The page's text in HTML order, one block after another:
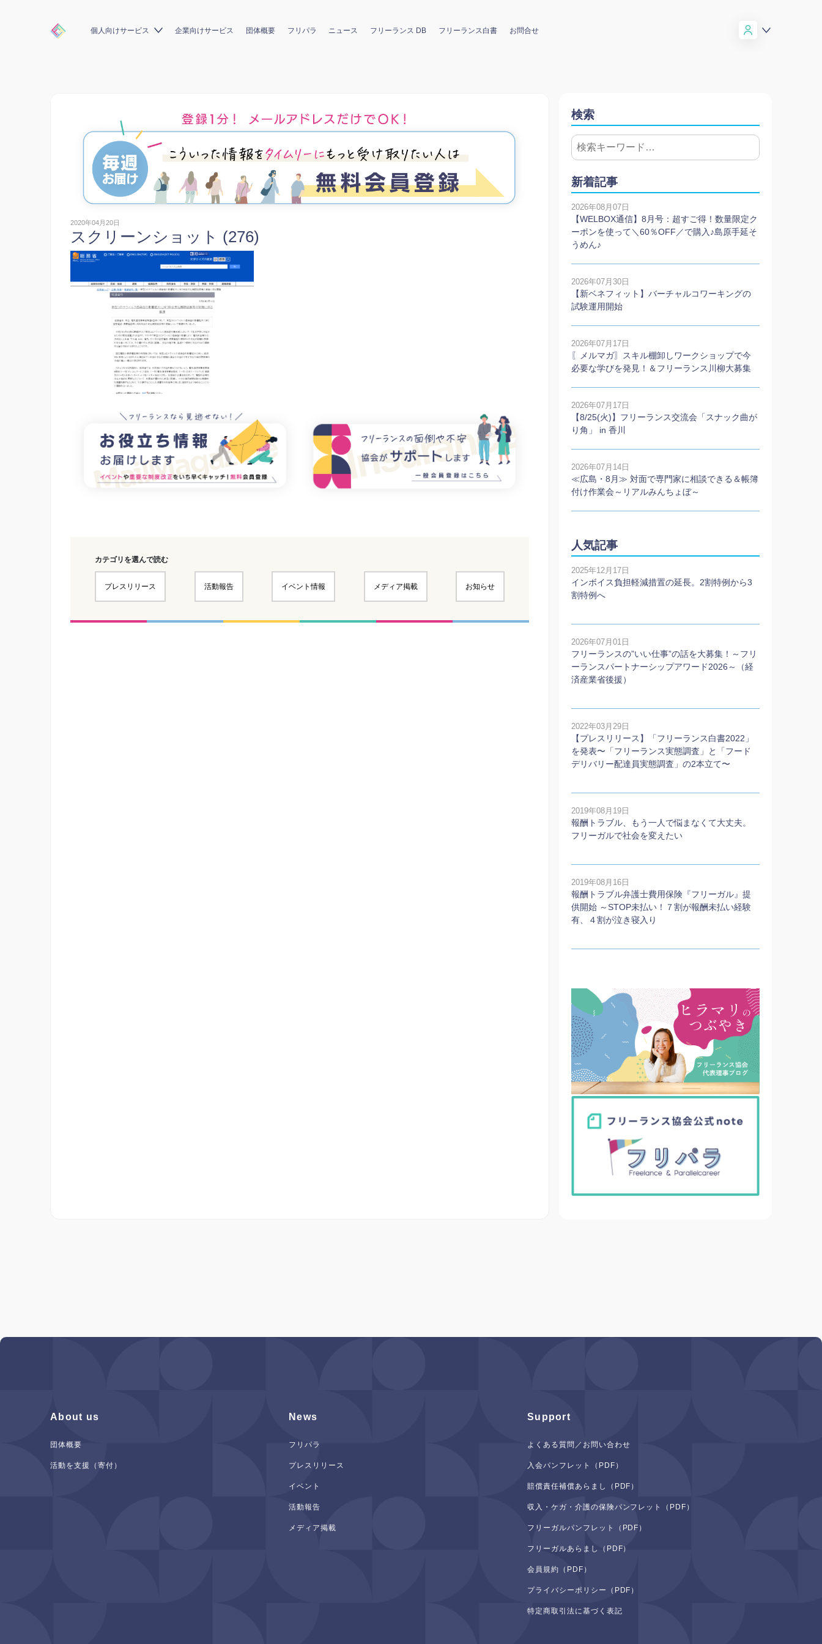
個人向けサービス 企業向けサービス 団体概要 フリパラ ニュース フリーランス DB フリーランス白書 お問合せ
2020年04月20日
スクリーンショット (276)
カテゴリを選んで読む
プレスリリース 活動報告 イベント情報 メディア掲載 お知らせ
検索
新着記事
2026年08月07日
【WELBOX通信】8月号：超すご得！数量限定ク
ーポンを使って＼60％OFF／で購入♪島原手延そ
うめん♪
2026年07月30日
【新ベネフィット】バーチャルコワーキングの
試験運用開始
2026年07月17日
〖メルマガ〗スキル棚卸しワークショップで今
必要な学びを発見！＆フリーランス川柳大募集
2026年07月17日
【8/25(火)】フリーランス交流会「スナック曲が
り角」 in 香川
2026年07月14日
≪広島・8月≫ 対面で専門家に相談できる＆帳簿
付け作業会～リアルみんちょぼ～
人気記事
2025年12月17日
インボイス負担軽減措置の延長。2割特例から3
割特例へ
2026年07月01日
フリーランスの”いい仕事”の話を大募集！～フリ
ーランスパートナーシップアワード2026～（経
済産業省後援）
2022年03月29日
【プレスリリース】「フリーランス白書2022」
を発表〜「フリーランス実態調査」と「フード
デリバリー配達員実態調査」の2本⽴て〜
2019年08月19日
報酬トラブル、もう一人で悩まなくて大丈夫。
フリーガルで社会を変えたい
2019年08月16日
報酬トラブル弁護士費用保険『フリーガル』提
供開始 ～STOP未払い！７割が報酬未払い経験
有、４割が泣き寝入り
About us
団体概要
活動を支援（寄付）
News
フリパラ
プレスリリース
イベント
活動報告
メディア掲載
Support
よくある質問／お問い合わせ
入会パンフレット（PDF）
賠償責任補償あらまし（PDF）
収入・ケガ・介護の保険パンフレット（PDF）
フリーガルパンフレット（PDF）
フリーガルあらまし（PDF）
会員規約（PDF）
プライバシーポリシー（PDF）
特定商取引法に基づく表記